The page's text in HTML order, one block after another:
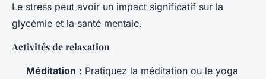
Le stress peut avoir un impact significatif sur la
glycémie et la santé mentale.
Activités de relaxation
Méditation : Pratiquez la méditation ou le yoga